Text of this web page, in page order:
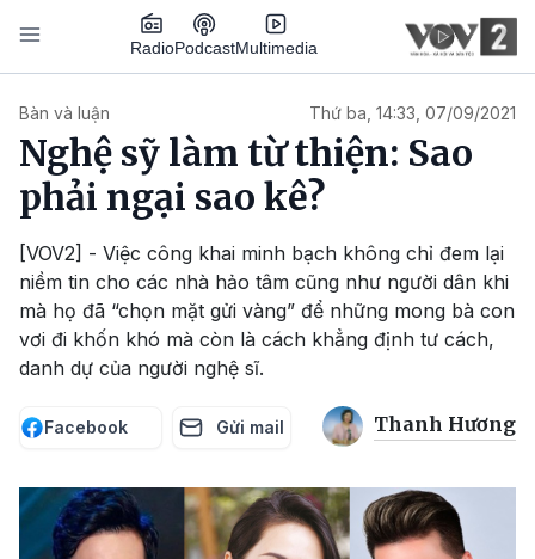
Nhảy đến nội dung
RadioPodcastMultimedia
Bàn và luận Thứ ba, 14:33, 07/09/2021
Nghệ sỹ làm từ thiện: Sao
phải ngại sao kê?
[VOV2] - Việc công khai minh bạch không chỉ đem lại
niềm tin cho các nhà hảo tâm cũng như người dân khi
mà họ đã “chọn mặt gửi vàng” để những mong bà con
vơi đi khốn khó mà còn là cách khẳng định tư cách,
danh dự của người nghệ sĩ.
Facebook Gửi mail Thanh Hương